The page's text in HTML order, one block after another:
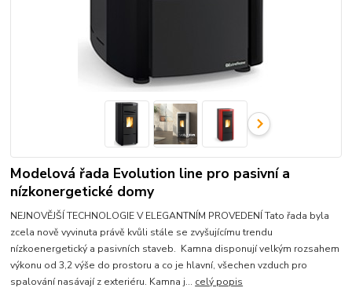
Modelová řada Evolution line pro pasivní a
nízkonergetické domy
NEJNOVĚJŠÍ TECHNOLOGIE V ELEGANTNÍM PROVEDENÍ Tato řada byla
zcela nově vyvinuta právě kvůli stále se zvyšujícímu trendu
nízkoenergetický a pasivních staveb. Kamna disponují velkým rozsahem
výkonu od 3,2 výše do prostoru a co je hlavní, všechen vzduch pro
spalování nasávají z exteriéru. Kamna j... celý popis